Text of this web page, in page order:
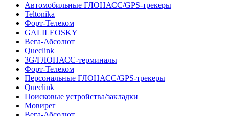
Автомобильные ГЛОНАСС/GPS-трекеры
Teltonika
Форт-Телеком
GALILEOSKY
Вега-Абсолют
Queclink
3G/ГЛОНАСС-терминалы
Форт-Телеком
Персональные ГЛОНАСС/GPS-трекеры
Queclink
Поисковые устройства/закладки
Мовирег